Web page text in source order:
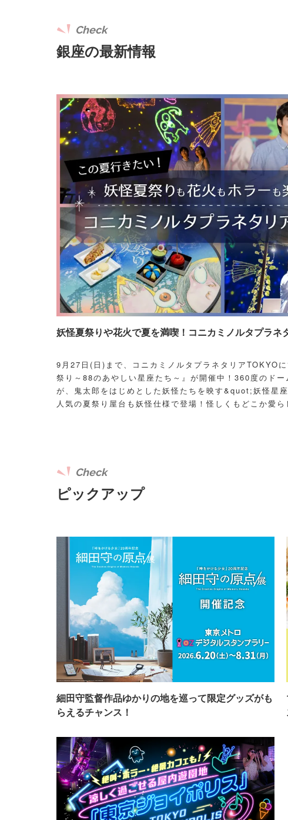
銀座の最新情報
Check
妖怪夏祭りや花火で夏を満喫！コニカミノルタプラネ
9月27日(日)まで、コニカミノルタプラネタリアTOKYO
祭り～88のあやしい星座たち～』が開催中！360度のド
が、鬼太郎をはじめとした妖怪たちを映す&quot;妖怪星
人気の夏祭り屋台も妖怪仕様で登場！怪しくもどこか愛
ピックアップ
Check
細田守監督作品ゆかりの地を巡って限定グッズがも
らえるチャンス！